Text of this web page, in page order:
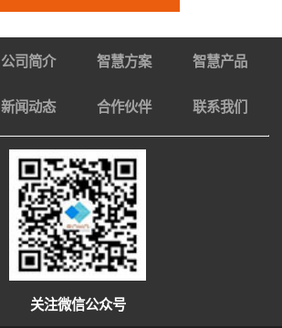
公司简介 智慧方案 智慧产品
新闻动态 合作伙伴 联系我们
关注微信公众号